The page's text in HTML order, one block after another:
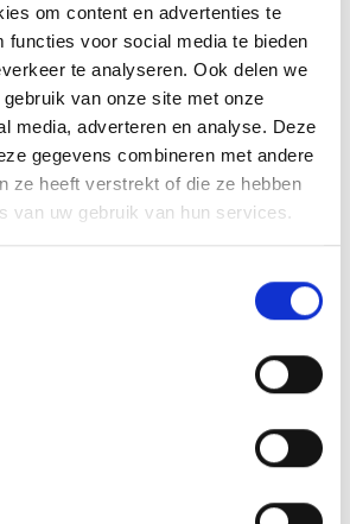
om content en advertenties te
functies voor social media te bieden
te analyseren. Ook delen we
van onze site met onze
media, adverteren en analyse. Deze
gegevens combineren met andere
ze heeft verstrekt of die ze hebben
van uw gebruik van hun services.
voor alles